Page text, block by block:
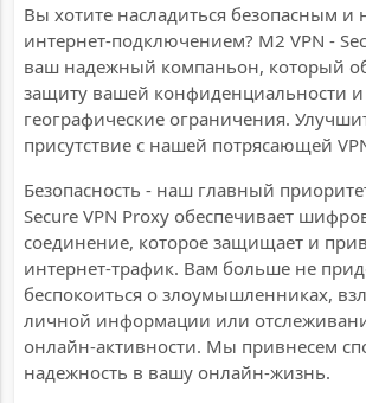
Вы хотите насладиться безопасным
интернет-подключением? M2 VPN -
ваш надежный компаньон, который
защиту вашей конфиденциальности и
географические ограничения.
присутствие с нашей потрясающей
Безопасность - наш главный
Secure VPN Proxy обеспечивает
соединение, которое защищает и
интернет-трафик. Вам больше не
беспокоиться о злоумышленниках,
личной информации или
онлайн-активности. Мы привнесем
надежность в вашу онлайн-жизнь.